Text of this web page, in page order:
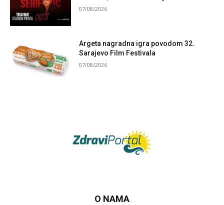
07/08/2026
Argeta nagradna igra povodom 32.
Sarajevo Film Festivala
07/08/2026
O NAMA